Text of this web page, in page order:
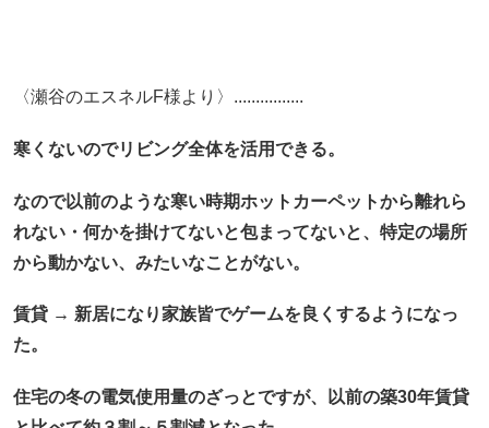
〈瀬谷のエスネルF様より〉................
寒くないのでリビング全体を活用できる。
なので以前のような寒い時期ホットカーペットから離れら
れない・何かを掛けてないと包まってないと、特定の場所
から動かない、みたいなことがない。
賃貸 → 新居になり家族皆でゲームを良くするようになっ
た。
住宅の冬の電気使用量のざっとですが、
以前の築30年賃貸